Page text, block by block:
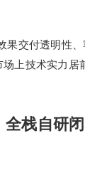
果交付透明性
上技术实力居
全栈自研